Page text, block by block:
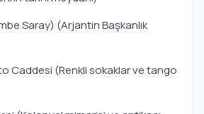
Saray) (Arjantin Başkanlık
Caddesi (Renkli sokaklar ve tango